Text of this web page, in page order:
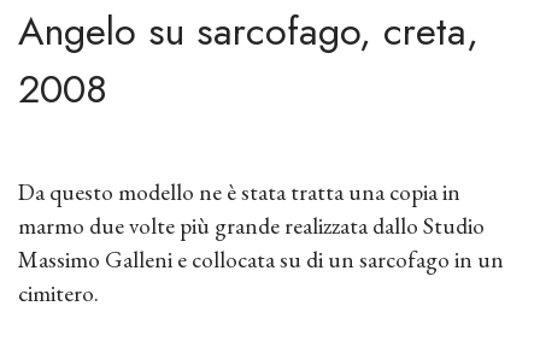
Angelo su sarcofago, creta,
2008
Da questo modello ne è stata tratta una copia in
marmo due volte più grande realizzata dallo Studio
Massimo Galleni e collocata su di un sarcofago in un
cimitero.